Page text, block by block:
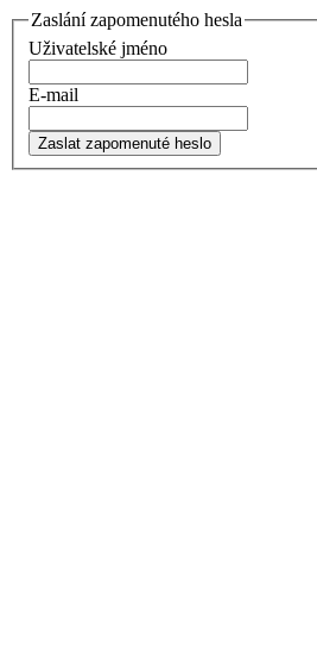
Zaslání zapomenutého hesla
Uživatelské jméno
E-mail